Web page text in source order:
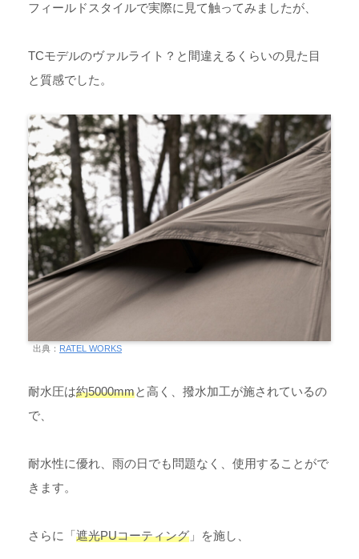
フィールドスタイルで実際に見て触ってみましたが、
TCモデルのヴァルライト？と間違えるくらいの見た目
と質感でした。
出典： RATEL WORKS
耐水圧は約5000mmと高く、撥水加工が施されているの
で、
耐水性に優れ、雨の日でも問題なく、使用することがで
きます。
さらに「遮光PUコーティング 」を施し、